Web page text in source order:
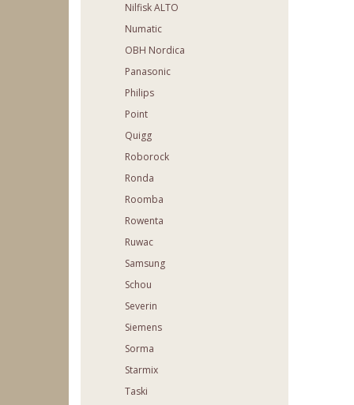
Nilfisk ALTO
Numatic
OBH Nordica
Panasonic
Philips
Point
Quigg
Roborock
Ronda
Roomba
Rowenta
Ruwac
Samsung
Schou
Severin
Siemens
Sorma
Starmix
Taski